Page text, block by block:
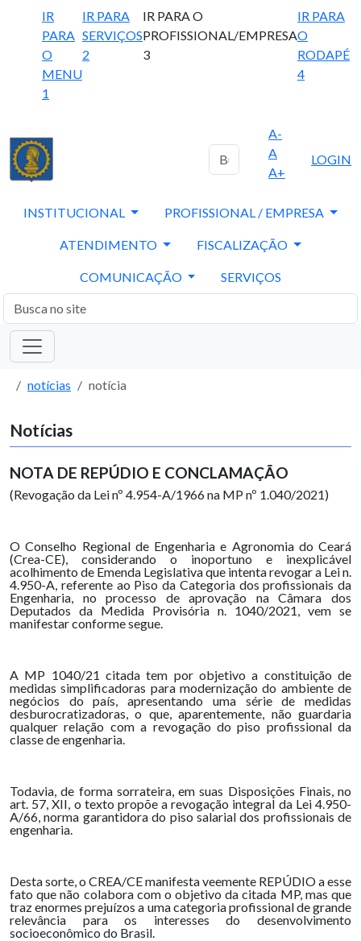
IR
PARA
O
MENU
1
IR PARA
SERVIÇOS
2
IR PARA O
PROFISSIONAL/EMPRESA
3
IR PARA
O
RODAPÉ
4
A-
A
A+
LOGIN
INSTITUCIONAL PROFISSIONAL / EMPRESA
ATENDIMENTO FISCALIZAÇÃO
COMUNICAÇÃO SERVIÇOS
notícias notícia
Notícias
NOTA DE REPÚDIO E CONCLAMAÇÃO
(Revogação da Lei nº 4.954-A/1966 na MP nº 1.040/2021)
O Conselho Regional de Engenharia e Agronomia do Ceará
(Crea-CE), considerando o inoportuno e inexplicável
acolhimento de Emenda Legislativa que intenta revogar a Lei n.
4.950-A, referente ao Piso da Categoria dos profissionais da
Engenharia, no processo de aprovação na Câmara dos
Deputados da Medida Provisória n. 1040/2021, vem se
manifestar conforme segue.
A MP 1040/21 citada tem por objetivo a constituição de
medidas simplificadoras para modernização do ambiente de
negócios do país, apresentando uma série de medidas
desburocratizadoras, o que, aparentemente, não guardaria
qualquer relação com a revogação do piso profissional da
classe de engenharia.
Todavia, de forma sorrateira, em suas Disposições Finais, no
art. 57, XII, o texto propõe a revogação integral da Lei 4.950-
A/66, norma garantidora do piso salarial dos profissionais de
engenharia.
Desta sorte, o CREA/CE manifesta veemente REPÚDIO a esse
fato que não colabora com o objetivo da citada MP, mas que
traz enormes prejuízos a uma categoria profissional de grande
relevância para os interesses do desenvolvimento
socioeconômico do Brasil.